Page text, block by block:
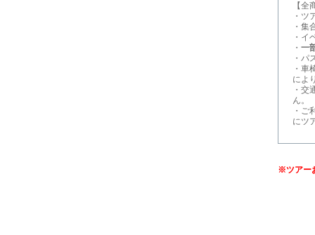
【全
・ツ
・集
・イ
・ 一
・パ
・車
によ
・交
ん。
・ご
にツ
※ツアー